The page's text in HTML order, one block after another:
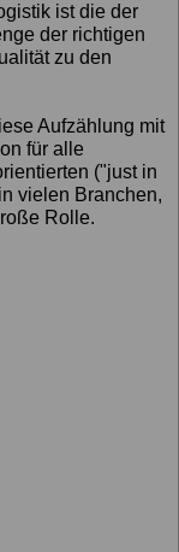
ist die der
der richtigen
zu den
Aufzählung mit
für alle
("just in
vielen Branchen,
Rolle.